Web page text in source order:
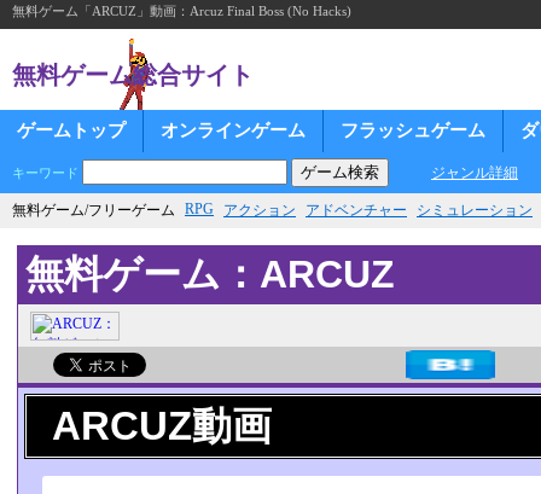
無料ゲーム「ARCUZ」動画：Arcuz Final Boss (No Hacks)
無料ゲーム総合サイト
ゲームトップ オンラインゲーム フラッシュゲーム
キーワード ジャンル詳細
無料ゲーム/フリーゲーム RPG アクション アドベンチャー シミュレーション
無料ゲーム：ARCUZ
ARCUZ動画